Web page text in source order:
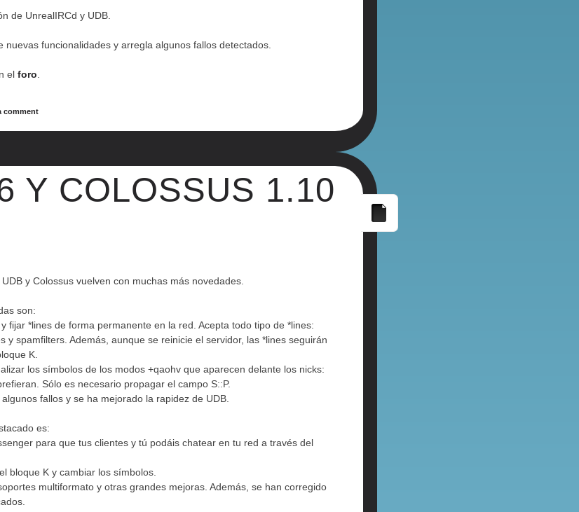
de UnrealIRCd y UDB.
nuevas funcionalidades y arregla algunos fallos detectados.
elforo
comment
Y COLOSSUS 1.10
y Colossus vuelven con muchas más novedades.
son:
fijar *lines de forma permanente en la red. Acepta todo tipo de *lines:
y spamfilters. Además, aunque se reinicie el servidor, las *lines seguirán
K.
los símbolos de los modos +qaohv que aparecen delante los nicks:
Sólo es necesario propagar el campo S::P.
fallos y se ha mejorado la rapidez de UDB.
es:
para que tus clientes y tú podáis chatear en tu red a través del
bloque K y cambiar los símbolos.
multiformato y otras grandes mejoras. Además, se han corregido